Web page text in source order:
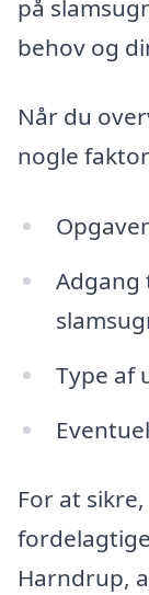
på
behov og
Når du
nogle
Adgang
Type af
For at
Harndrup,